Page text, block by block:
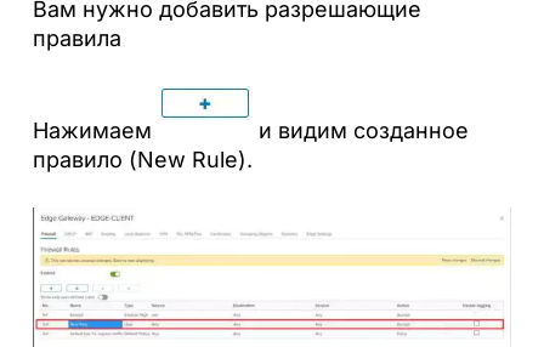
Вам нужно добавить разрешающие
правила
Нажимаем
и видим созданное
правило (New Rule).